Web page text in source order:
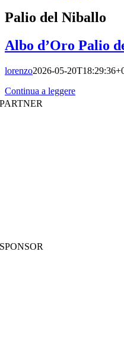
Palio del Niballo
Albo d’Oro Palio
lorenzo2026-05-
Continua a leggere
PARTNER
SPONSOR